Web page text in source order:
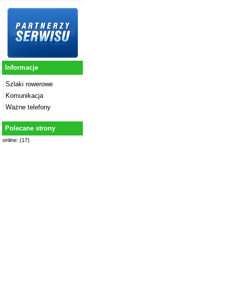
Informacje
Szlaki rowerowe
Komunikacja
Ważne telefony
Polecane strony
online: (17)